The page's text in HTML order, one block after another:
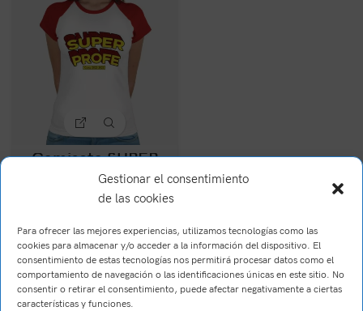
Gestionar el consentimiento
de las cookies
Para ofrecer las mejores experiencias, utilizamos tecnologías como las
cookies para almacenar y/o acceder a la información del dispositivo. El
consentimiento de estas tecnologías nos permitirá procesar datos como el
comportamiento de navegación o las identificaciones únicas en este sitio. No
consentir o retirar el consentimiento, puede afectar negativamente a ciertas
características y funciones.
Camiseta SUPER
PROFESORA
€